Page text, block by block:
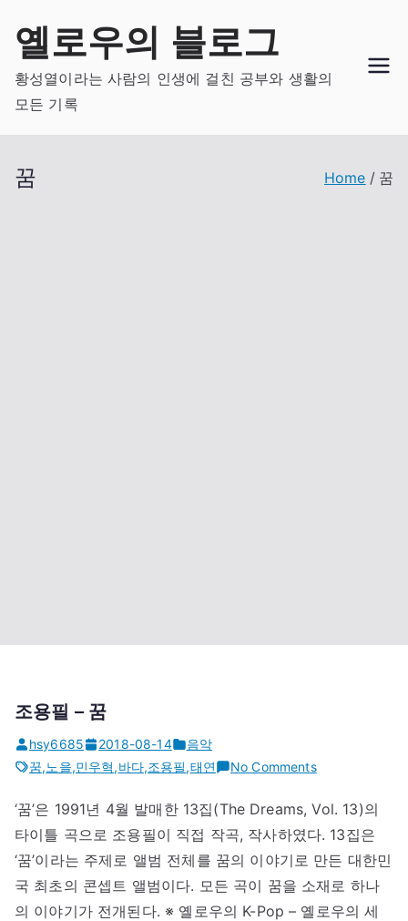
content
옐로우의 블로그
황성열이라는 사람의 인생에 걸친 공부와 생활의
모든 기록
꿈 Home 꿈
조용필 – 꿈
hsy6685 2018-08-14
음악
꿈,노을,민우혁,바다,조용필,태연 No Commentson
용
필
–
꿈
‘꿈’은 1991년 4월 발매한 13집(The Dreams, Vol. 13)의
타이틀 곡으로 조용필이 직접 작곡, 작사하였다. 13집은
‘꿈’이라는 주제로 앨범 전체를 꿈의 이야기로 만든 대한민
국 최초의 콘셉트 앨범이다. 모든 곡이 꿈을 소재로 하나
의 이야기가 전개된다. ※ 옐로우의 K-Pop – 옐로우의 세